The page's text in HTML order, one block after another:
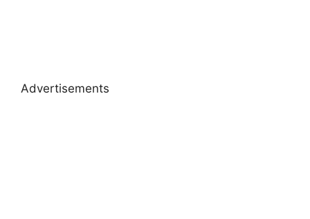
Advertisements